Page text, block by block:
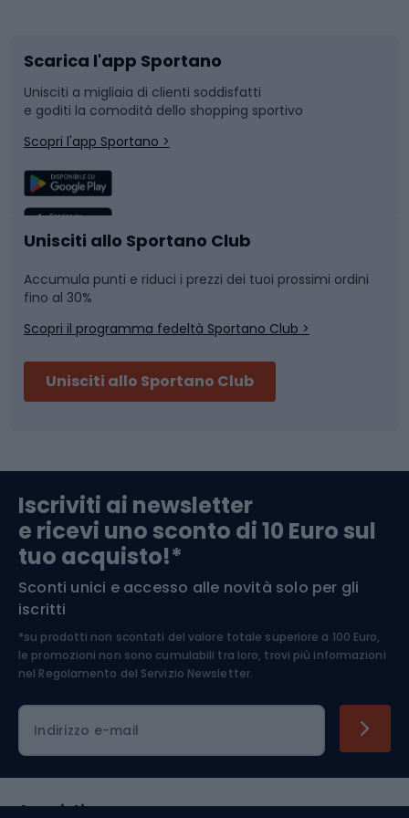
Bushcraft
Corsa
Sport di squadra
Caschi da ciclismo
Skitouring
Abbigliamento da escursionismo
Slitte e slittini
Snowboard
Camminata nordica
Nuoto
Pattinaggio
Componenti per biciclette
Arrampicata
Medicina dello sport
Abbigliamento ciclistico
Scarica l'app Sportano
Unisciti a migliaia di clienti soddisfatti
e goditi la comodità dello shopping sportivo
Scopri l'app Sportano >
Unisciti allo Sportano Club
Accumula punti e riduci i prezzi dei tuoi prossimi ordini
fino al 30%
Scopri il programma fedeltà Sportano Club >
Unisciti allo Sportano Club
Iscriviti ai newsletter
e ricevi uno sconto di 10 Euro sul
tuo acquisto!*
Sconti unici e accesso alle novità solo per gli
iscritti
*su prodotti non scontati del valore totale superiore a 100 Euro,
le promozioni non sono cumulabili tra loro, trovi più informazioni
nel Regolamento del Servizio Newsletter.
Indirizzo e-mail
Acquisti